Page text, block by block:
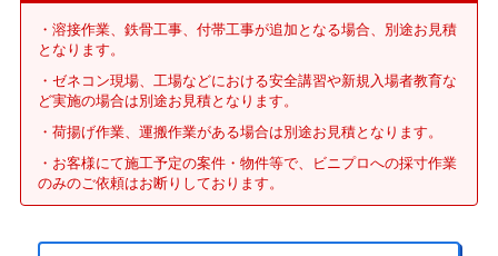
・溶接作業、鉄骨工事、付帯工事が追加となる場合、別途お見積
となります。
・ゼネコン現場、工場などにおける安全講習や新規入場者教育な
ど実施の場合は別途お見積となります。
・荷揚げ作業、運搬作業がある場合は別途お見積となります。
・お客様にて施工予定の案件・物件等で、ビニプロへの採寸作業
のみのご依頼はお断りしております。